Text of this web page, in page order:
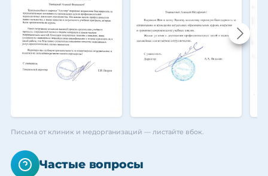
Письма от клиник и медорганизаций — листайте вбок.
Частые вопросы